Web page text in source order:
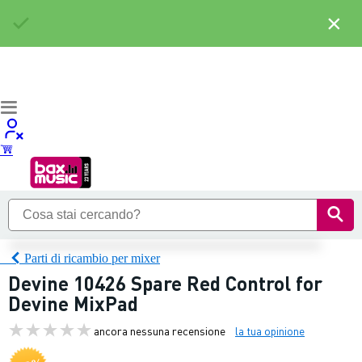
Parti di ricambio per mixer
Devine 10426 Spare Red Control for
Devine MixPad
ancora nessuna recensione la tua opinione
×